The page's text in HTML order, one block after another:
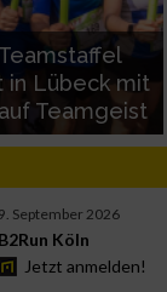
in Lübeck mit
Teamgeist
9. September 2026
B2Run Köln
Jetzt anmelden!